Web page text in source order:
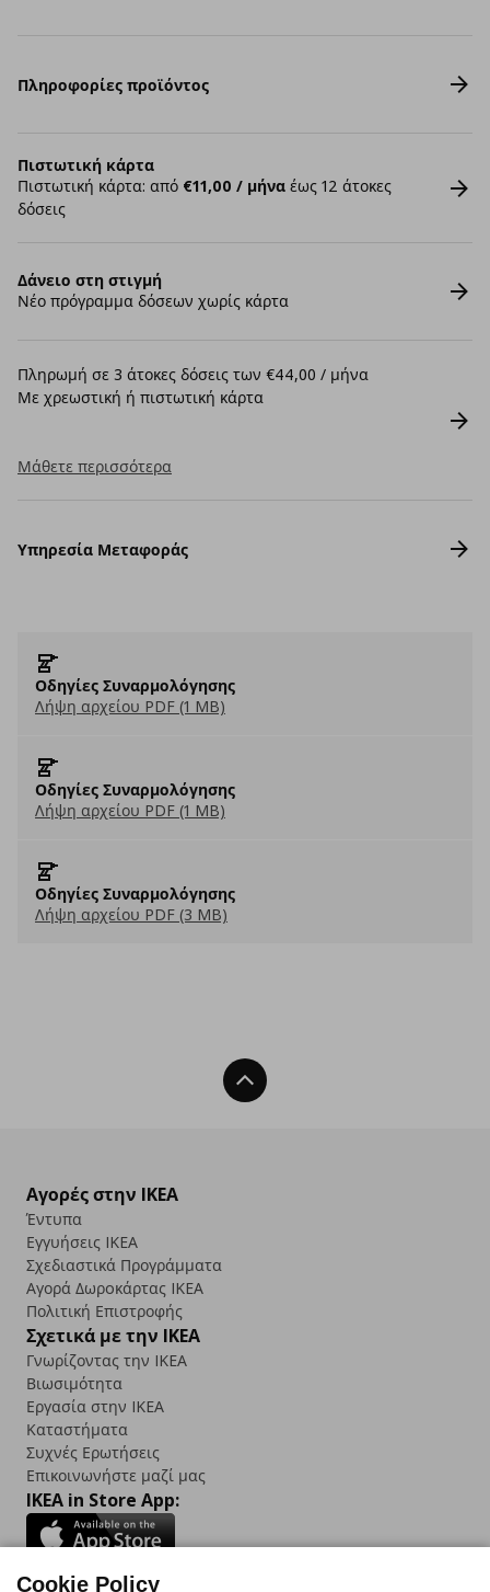
Πληροφορίες προϊόντος
Πιστωτική κάρτα
Πιστωτική κάρτα: από €11,00 / μήνα έως 12 άτοκες
δόσεις
Δάνειο στη στιγμή
Νέο πρόγραμμα δόσεων χωρίς κάρτα
Πληρωμή σε 3 άτοκες δόσεις των €44,00 / μήνα
Με χρεωστική ή πιστωτική κάρτα
Μάθετε περισσότερα
Υπηρεσία Μεταφοράς
Οδηγίες Συναρμολόγησης
Λήψη αρχείου PDF (1 MB)
Οδηγίες Συναρμολόγησης
Λήψη αρχείου PDF (1 MB)
Οδηγίες Συναρμολόγησης
Λήψη αρχείου PDF (3 MB)
Back To Top
Αγορές στην IKEA
Έντυπα
Εγγυήσεις IKEA
Σχεδιαστικά Προγράμματα
Αγορά Δωρoκάρτας IKEA
Πολιτική Επιστροφής
Σχετικά με την IKEA
Γνωρίζοντας την IKEA
Βιωσιμότητα
Εργασία στην IKEA
Καταστήματα
Συχνές Ερωτήσεις
Επικοινωνήστε μαζί μας
IKEA in Store App:
Cookie Policy